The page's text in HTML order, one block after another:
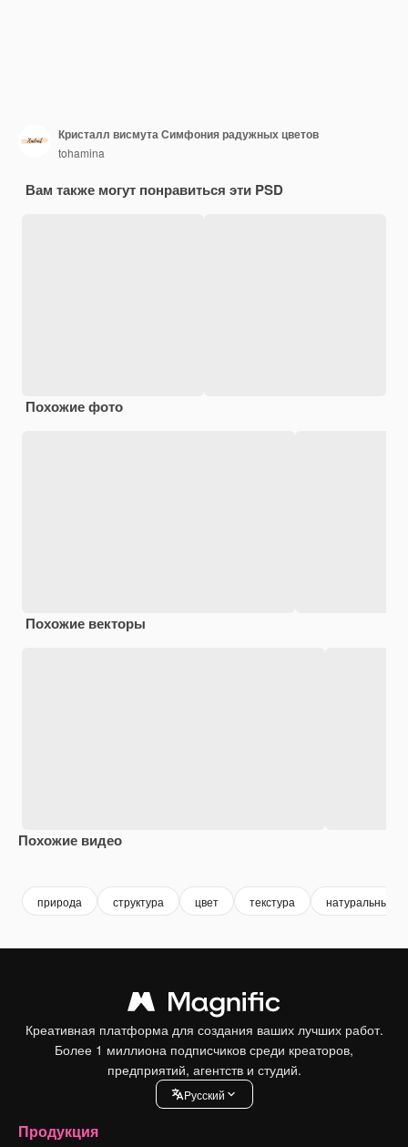
Кристалл висмута Симфония радужных цветов
tohamina
Вам также могут понравиться эти PSD
Похожие фото
Похожие векторы
Похожие видео
природа структура цвет текстура натуральный
Креативная платформа для создания ваших лучших работ.
Более 1 миллиона подписчиков среди креаторов,
предприятий, агентств и студий.
Pусский
Продукция